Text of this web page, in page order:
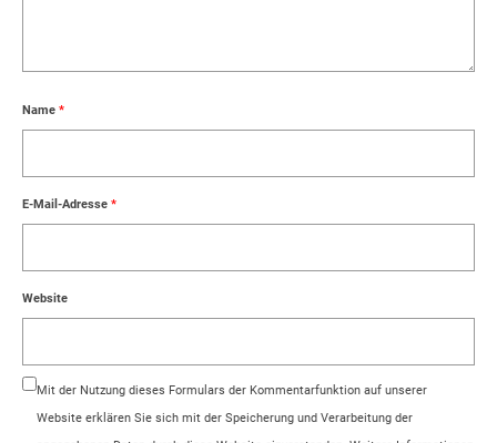
Name *
E-Mail-Adresse *
Website
Mit der Nutzung dieses Formulars der Kommentarfunktion auf unserer
Website erklären Sie sich mit der Speicherung und Verarbeitung der